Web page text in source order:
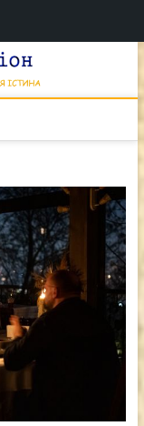
&
НАРОДЖУЄТЬСЯ